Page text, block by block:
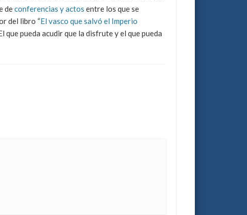
deconferencias y actos entre los que se
del libro “El vasco que salvó el Imperio
que pueda acudir que la disfrute y el que pueda